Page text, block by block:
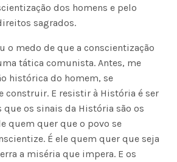
dos homens e pelo
sagrados.
o medo de que a conscientização
tática comunista. Antes, me
histórica do homem, se
construir. E resistir à História é ser
que os sinais da História são os
quem quer que o povo se
É ele quem quer que seja
a miséria que impera. E os